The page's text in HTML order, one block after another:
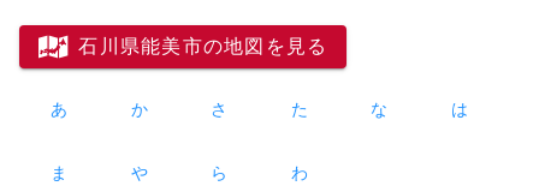
石川県能美市の地図を見る
あ か さ た な は
ま や ら わ